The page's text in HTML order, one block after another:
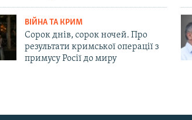
ВІЙНА ТА КРИМ
Сорок днів, сорок ночей. Про
результати кримської операції з
примусу Росії до миру